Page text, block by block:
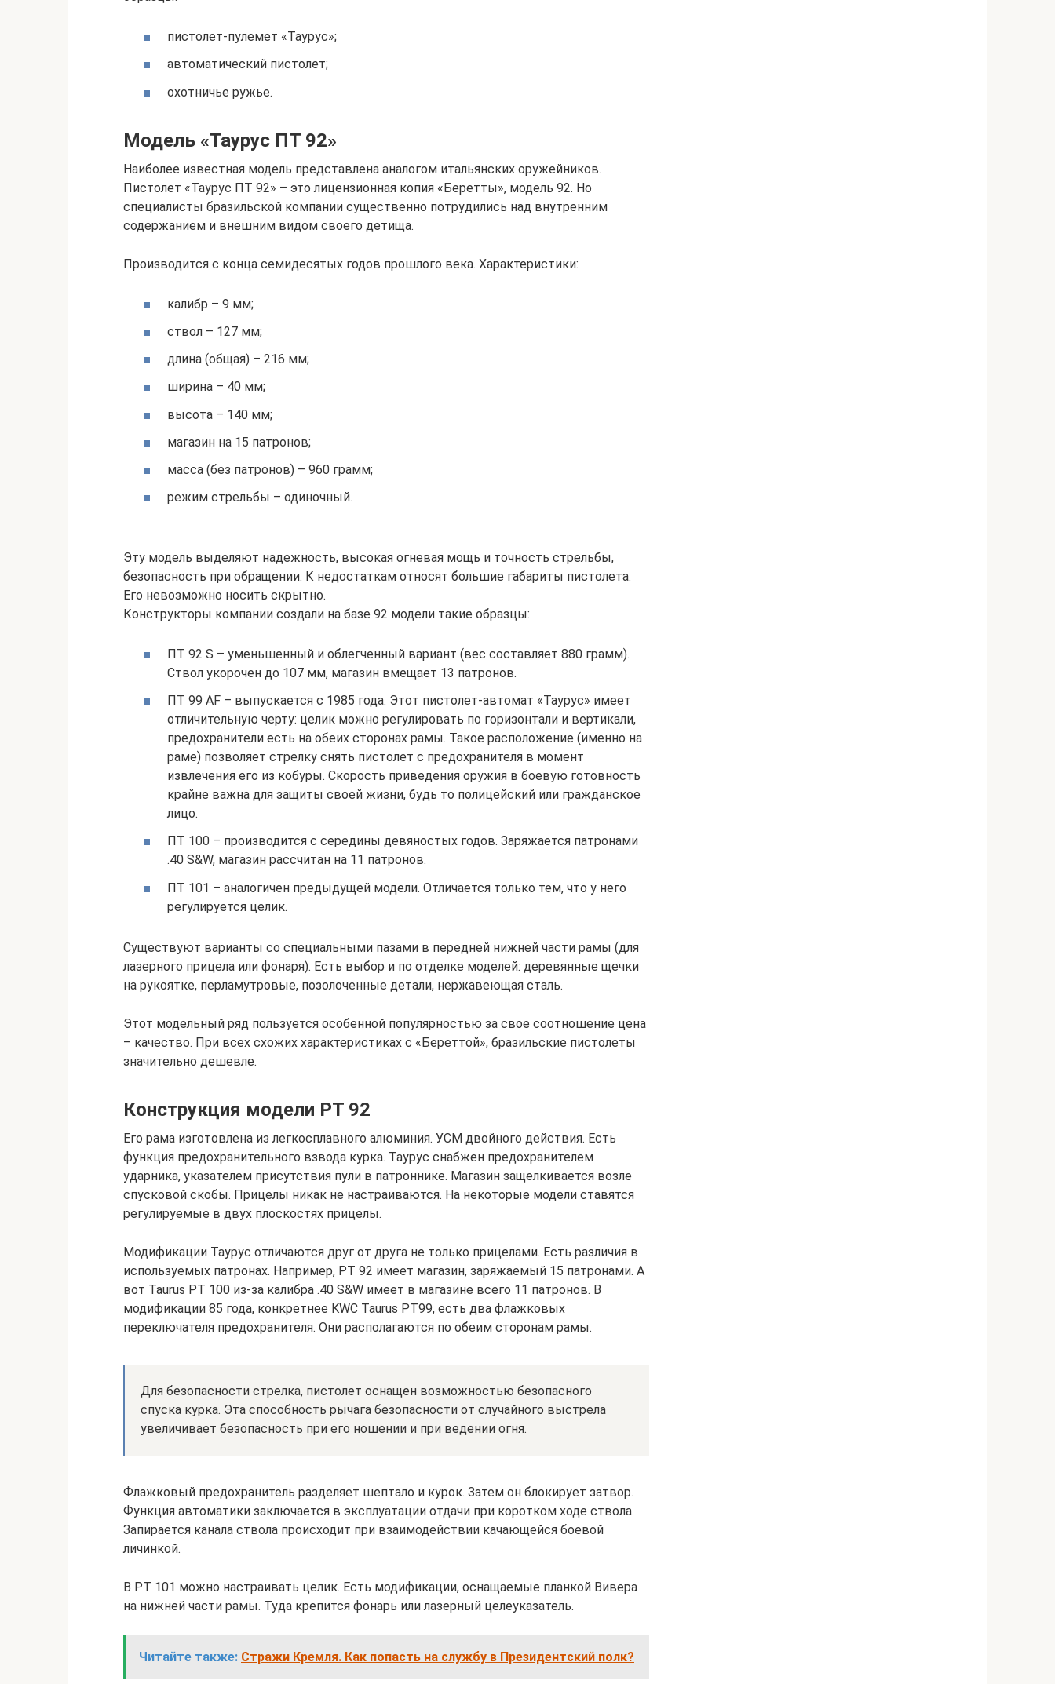
пистолет-пулемет «Таурус»;
автоматический пистолет;
охотничье ружье.
Модель «Таурус ПТ 92»
Наиболее известная модель представлена аналогом итальянских оружейников.
Пистолет «Таурус ПТ 92» – это лицензионная копия «Беретты», модель 92. Но
специалисты бразильской компании существенно потрудились над внутренним
содержанием и внешним видом своего детища.
Производится с конца семидесятых годов прошлого века. Характеристики:
калибр – 9 мм;
ствол – 127 мм;
длина (общая) – 216 мм;
ширина – 40 мм;
высота – 140 мм;
магазин на 15 патронов;
масса (без патронов) – 960 грамм;
режим стрельбы – одиночный.
Эту модель выделяют надежность, высокая огневая мощь и точность стрельбы,
безопасность при обращении. К недостаткам относят большие габариты пистолета.
Его невозможно носить скрытно.
Конструкторы компании создали на базе 92 модели такие образцы:
ПТ 92 S – уменьшенный и облегченный вариант (вес составляет 880 грамм).
Ствол укорочен до 107 мм, магазин вмещает 13 патронов.
ПТ 99 AF – выпускается с 1985 года. Этот пистолет-автомат «Таурус» имеет
отличительную черту: целик можно регулировать по горизонтали и вертикали,
предохранители есть на обеих сторонах рамы. Такое расположение (именно на
раме) позволяет стрелку снять пистолет с предохранителя в момент
извлечения его из кобуры. Скорость приведения оружия в боевую готовность
крайне важна для защиты своей жизни, будь то полицейский или гражданское
лицо.
ПТ 100 – производится с середины девяностых годов. Заряжается патронами
.40 S&W, магазин рассчитан на 11 патронов.
ПТ 101 – аналогичен предыдущей модели. Отличается только тем, что у него
регулируется целик.
Существуют варианты со специальными пазами в передней нижней части рамы (для
лазерного прицела или фонаря). Есть выбор и по отделке моделей: деревянные щечки
на рукоятке, перламутровые, позолоченные детали, нержавеющая сталь.
Этот модельный ряд пользуется особенной популярностью за свое соотношение цена
– качество. При всех схожих характеристиках с «Береттой», бразильские пистолеты
значительно дешевле.
Конструкция модели РТ 92
Его рама изготовлена из легкосплавного алюминия. УСМ двойного действия. Есть
функция предохранительного взвода курка. Таурус снабжен предохранителем
ударника, указателем присутствия пули в патроннике. Магазин защелкивается возле
спусковой скобы. Прицелы никак не настраиваются. На некоторые модели ставятся
регулируемые в двух плоскостях прицелы.
Модификации Таурус отличаются друг от друга не только прицелами. Есть различия в
используемых патронах. Например, РТ 92 имеет магазин, заряжаемый 15 патронами. А
вот Taurus PT 100 из-за калибра .40 S&W имеет в магазине всего 11 патронов. В
модификации 85 года, конкретнее KWC Taurus PT99, есть два флажковых
переключателя предохранителя. Они располагаются по обеим сторонам рамы.
Для безопасности стрелка, пистолет оснащен возможностью безопасного
спуска курка. Эта способность рычага безопасности от случайного выстрела
увеличивает безопасность при его ношении и при ведении огня.
Флажковый предохранитель разделяет шептало и курок. Затем он блокирует затвор.
Функция автоматики заключается в эксплуатации отдачи при коротком ходе ствола.
Запирается канала ствола происходит при взаимодействии качающейся боевой
личинкой.
В РТ 101 можно настраивать целик. Есть модификации, оснащаемые планкой Вивера
на нижней части рамы. Туда крепится фонарь или лазерный целеуказатель.
Читайте также: Стражи Кремля. Как попасть на службу в Президентский полк?